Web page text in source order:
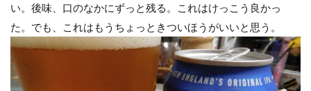
い。後味、口のなかにずっと残る。これはけっこう良かっ
た。でも、これはもうちょっときついほうがいいと思う。